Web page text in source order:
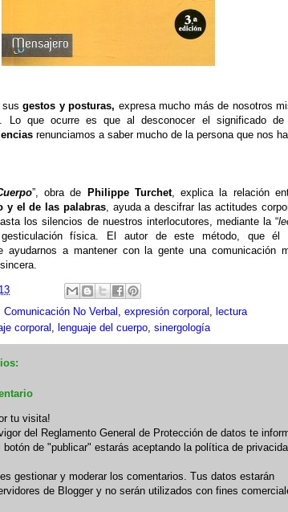
sus gestos y posturas, expresa mucho más de nosotros
Lo que ocurre es que al desconocer el significado de
renunciamos a saber mucho de la persona que nos
”, obra de Philippe Turchet, explica la relación
y el de las palabras, ayuda a descifrar las actitudes
los silencios de nuestros interlocutores, mediante la “
física. El autor de este método, que él
ayudarnos a mantener con la gente una comunicación
Comunicación No Verbal , expresión corporal , lectura
corporal , lenguaje del cuerpo, sinergología
tu visita!
del Reglamento General de Protección de datos te
botón de "publicar" estarás aceptando la política de
gestionar y moderar los comentarios. Tus datos estarán
de Blogger y no serán utilizados con fines